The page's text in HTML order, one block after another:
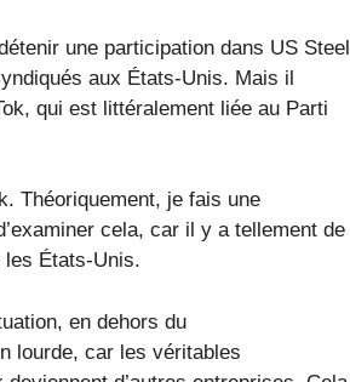
une participation dans US Steel
aux États-Unis. Mais il
qui est littéralement liée au Parti
Théoriquement, je fais une
cela, car il y a tellement de
les États-Unis.
en dehors du
lourde, car les véritables